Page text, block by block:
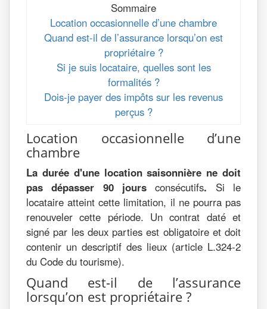
Sommaire
Location occasionnelle d’une chambre
Quand est-il de l’assurance lorsqu’on est
propriétaire ?
Si je suis locataire, quelles sont les
formalités ?
Dois-je payer des impôts sur les revenus
perçus ?
Location occasionnelle d’une
chambre
La durée d'une location saisonnière ne doit
pas dépasser 90 joursconsécutifs. Si le
locataire atteint cette limitation, il ne pourra pas
renouveler cette période. Un contrat daté et
signé par les deux parties est obligatoire et doit
contenir un descriptif des lieux (article L.324-2
du Code du tourisme).
Quand est-il de l’assurance
lorsqu’on est propriétaire ?